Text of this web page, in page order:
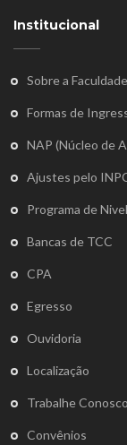
Institucional
Sobre a Faculdade
Formas de
NAP (Núcleo de
Ajustes pelo
Programa de
Bancas de TCC
CPA
Egresso
Ouvidoria
Localização
Trabalhe Conosco
Convênios